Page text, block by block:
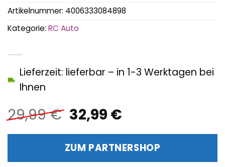
29,99€ Ursprünglicher
Preis
war:
29,99 €
32,99 €Aktueller
ist:
32,99 €.
Lieferzeit: lieferbar – in 1-3 Werktagen bei
Ihnen
ZUM PARTNERSHOP
Artikelnummer: 4006333084898
Kategorie: RC Auto